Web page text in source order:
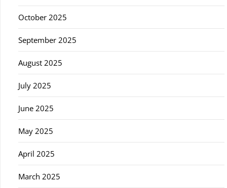
October 2025
September 2025
August 2025
July 2025
June 2025
May 2025
April 2025
March 2025